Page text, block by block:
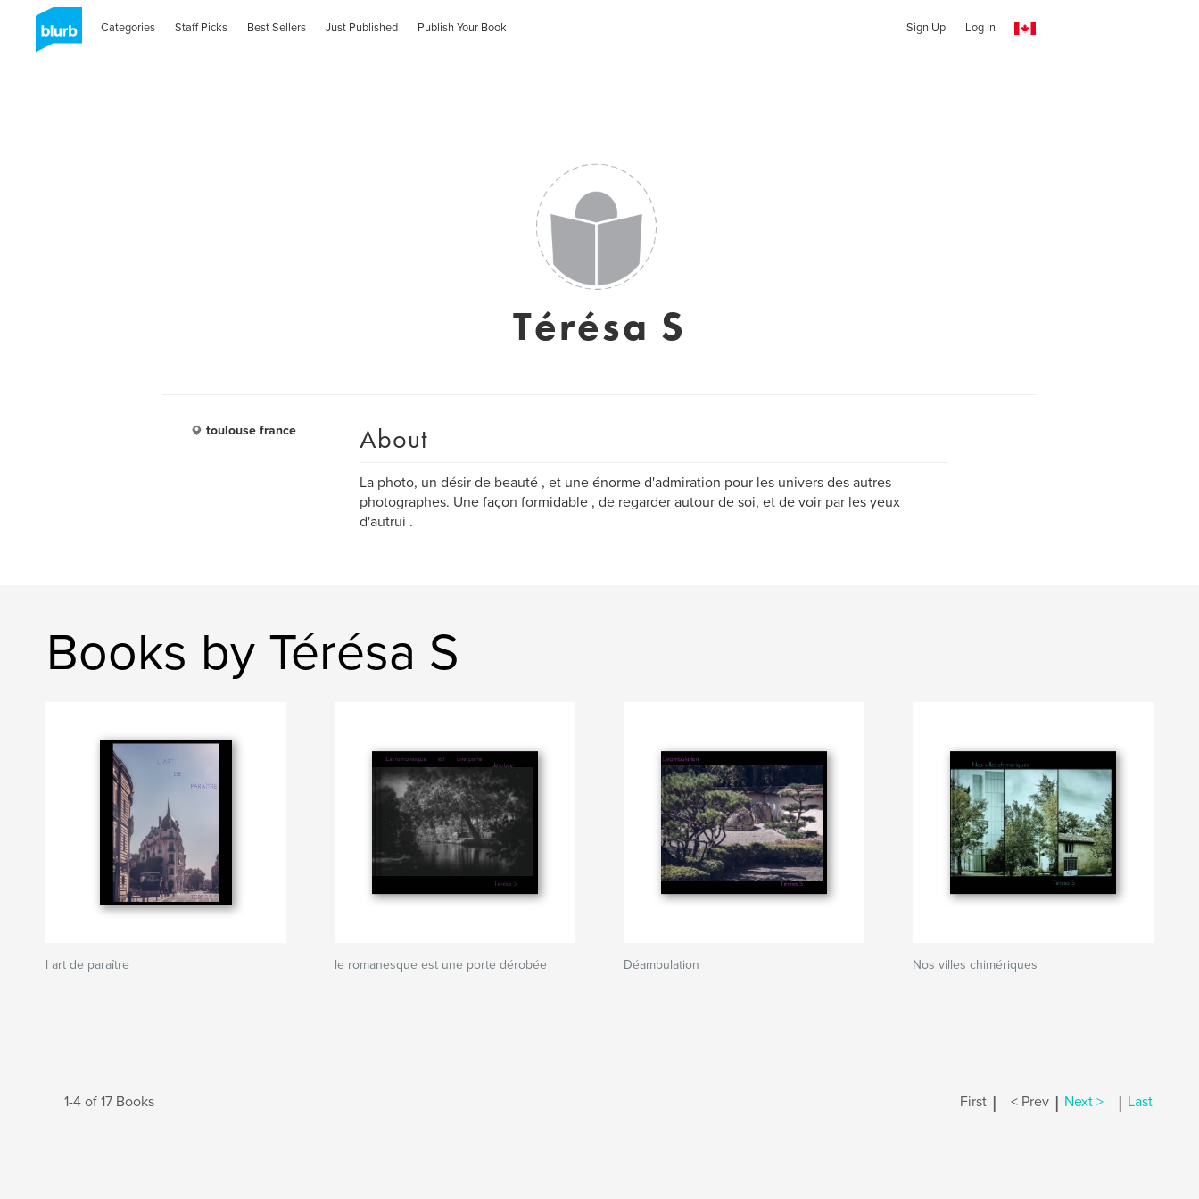
Categories Staff Picks Best Sellers Just Published Publish Your Book Sign Up Log In
Térésa S
toulouse france About
La photo, un désir de beauté , et une énorme d'admiration pour les univers des autres
photographes. Une façon formidable , de regarder autour de soi, et de voir par les yeux
d'autrui .
Books by Térésa S
l art de paraître le romanesque est une porte dérobée Déambulation Nos villes chimériques
1-4 of 17 Books First | < Prev | Next > | Last